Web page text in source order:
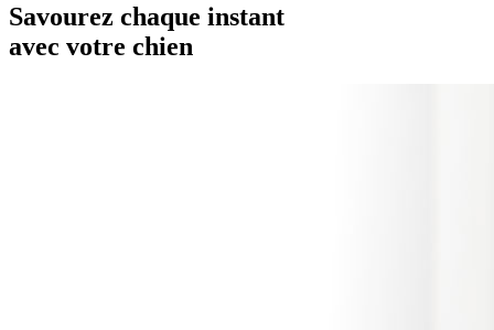
Savourez chaque instant
avec votre chien